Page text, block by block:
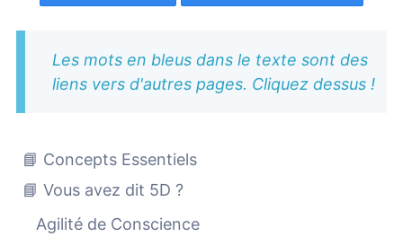
Les mots en bleus dans le texte sont des
liens vers d'autres pages. Cliquez dessus !
📘 Concepts Essentiels
📘 Vous avez dit 5D ?
Agilité de Conscience